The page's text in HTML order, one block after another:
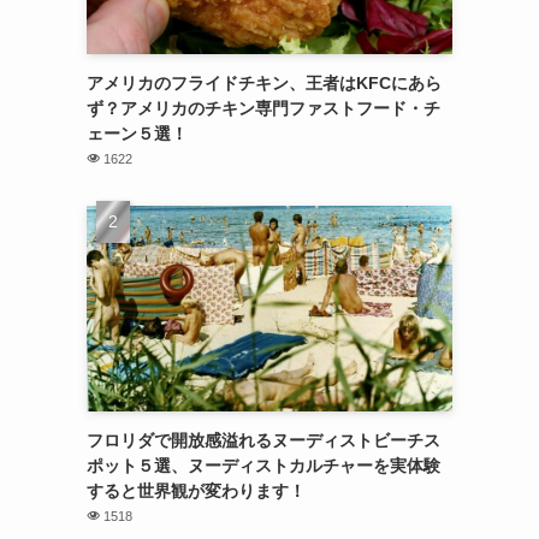
アメリカのフライドチキン、王者はKFCにあら
ず？アメリカのチキン専門ファストフード・チ
ェーン５選！
1622
フロリダで開放感溢れるヌーディストビーチス
ポット５選、ヌーディストカルチャーを実体験
すると世界観が変わります！
1518